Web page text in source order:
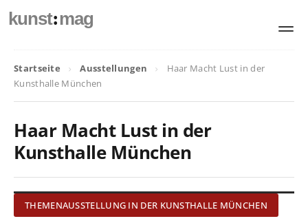
kunst:mag
Startseite Ausstellungen
Haar Macht Lust in der
Kunsthalle München
Haar Macht Lust in der
Kunsthalle München
THEMENAUSSTELLUNG IN DER KUNSTHALLE MÜNCHEN